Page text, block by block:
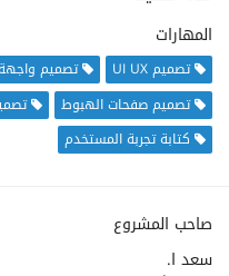
المهارات
تصميم UI UX تصميم
تصميم صفحات الهبوط
كتابة تجربة المستخدم
صاحب المشروع
سعد ا.